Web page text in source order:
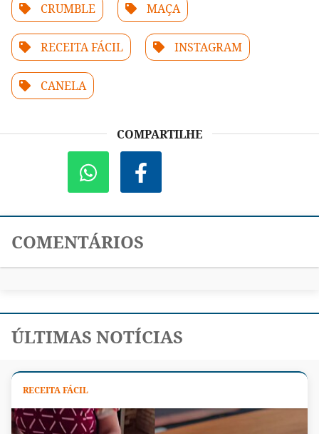
CRUMBLE MAÇA
RECEITA FÁCIL INSTAGRAM
CANELA
COMPARTILHE
COMENTÁRIOS
ÚLTIMAS NOTÍCIAS
RECEITA FÁCIL